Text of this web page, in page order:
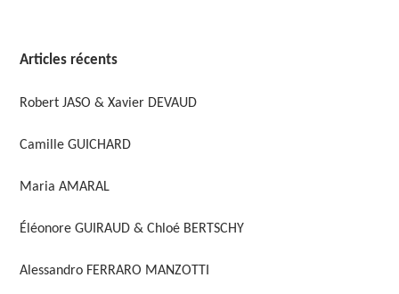
Articles récents
Robert JASO & Xavier DEVAUD
Camille GUICHARD
Maria AMARAL
Éléonore GUIRAUD & Chloé BERTSCHY
Alessandro FERRARO MANZOTTI